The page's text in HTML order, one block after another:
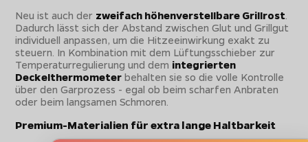
Neu ist auch der zweifach höhenverstellbare Grillrost.
Dadurch lässt sich der Abstand zwischen Glut und Grillgut
individuell anpassen, um die Hitzeeinwirkung exakt zu
steuern. In Kombination mit dem Lüftungsschieber zur
Temperaturregulierung und dem integrierten
Deckelthermometer behalten sie so die volle Kontrolle
über den Garprozess - egal ob beim scharfen Anbraten
oder beim langsamen Schmoren.
Premium-Materialien für extra lange Haltbarkeit